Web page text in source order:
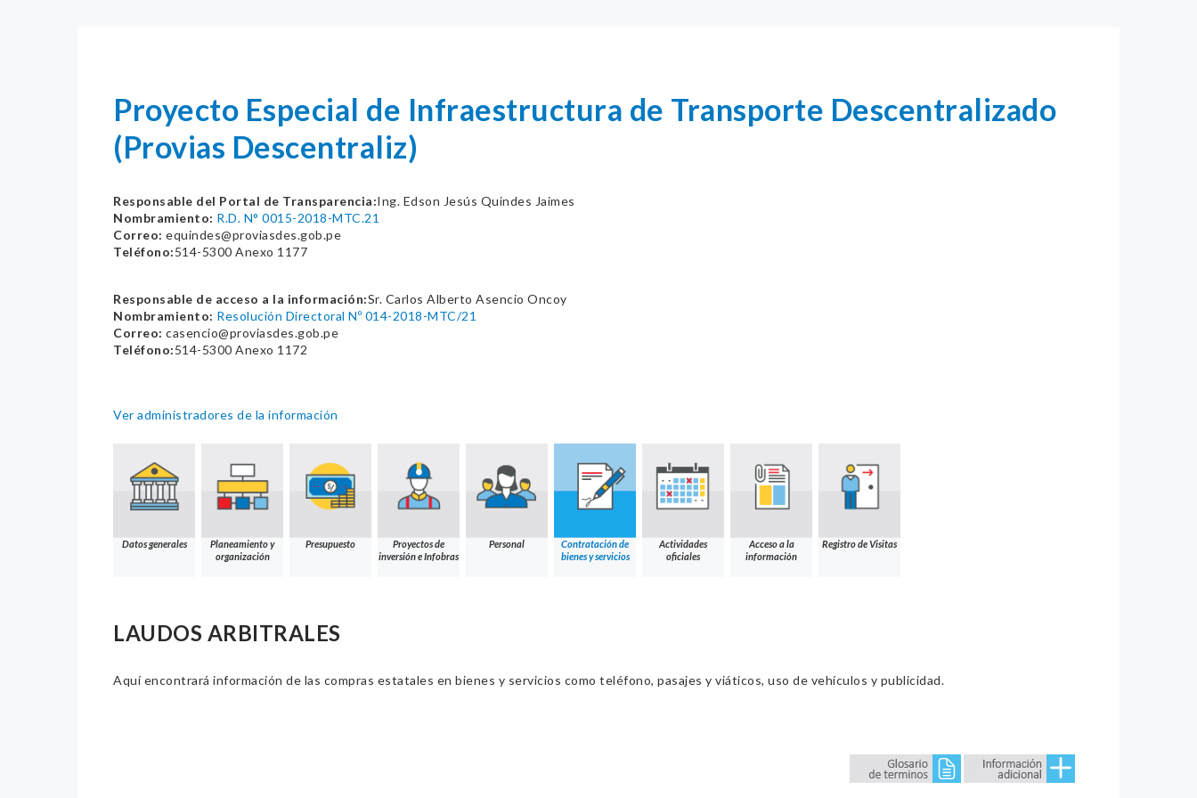
Proyecto Especial de Infraestructura de Transporte Descentralizado
(Provias Descentraliz)
Responsable del Portal de Transparencia:Ing. Edson Jesús Quindes Jaimes
Nombramiento: R.D. N° 0015-2018-MTC.21
Correo: equindes@proviasdes.gob.pe
Teléfono:514-5300 Anexo 1177
Responsable de acceso a la información:Sr. Carlos Alberto Asencio Oncoy
Nombramiento: Resolución Directoral Nº 014-2018-MTC/21
Correo: casencio@proviasdes.gob.pe
Teléfono:514-5300 Anexo 1172
Ver administradores de la información
Datos generales
Planeamiento y
organización
Presupuesto
Proyectos de
inversión e Infobras
Personal
Contratación de
bienes y servicios
Actividades
oficiales
Acceso a la
información
Registro de Visitas
LAUDOS ARBITRALES
Aquí encontrará información de las compras estatales en bienes y servicios como teléfono, pasajes y viáticos, uso de vehículos y publicidad.